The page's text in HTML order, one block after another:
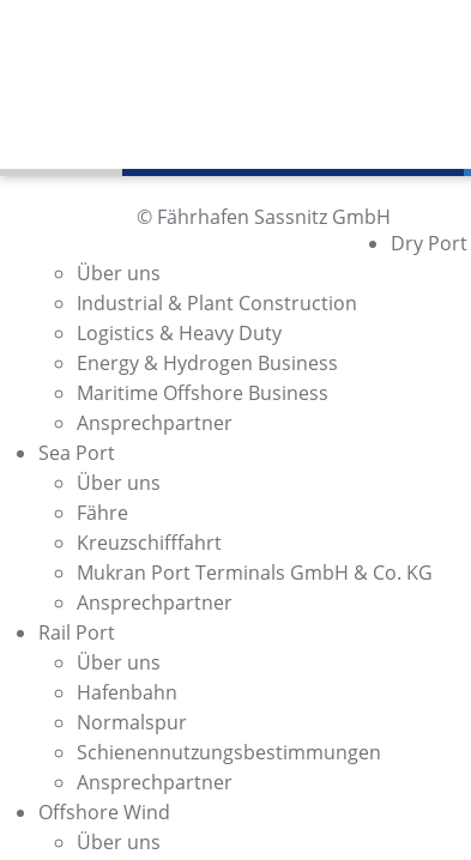
© Fährhafen Sassnitz GmbH
Dry Port
Über uns
Industrial & Plant Construction
Logistics & Heavy Duty
Energy & Hydrogen Business
Maritime Offshore Business
Ansprechpartner
Sea Port
Über uns
Fähre
Kreuzschifffahrt
Mukran Port Terminals GmbH & Co. KG
Ansprechpartner
Rail Port
Über uns
Hafenbahn
Normalspur
Schienennutzungsbestimmungen
Ansprechpartner
Offshore Wind
Über uns